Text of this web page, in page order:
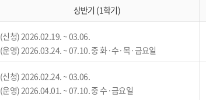
상반기 (1학기)
(신청) 2026.02.19. ~ 03.06.
(운영) 2026.03.24. ~ 07.10. 중 화·수·목·금요일
(신청) 2026.02.24. ~ 03.06.
(운영) 2026.04.01. ~ 07.10. 중 수·금요일